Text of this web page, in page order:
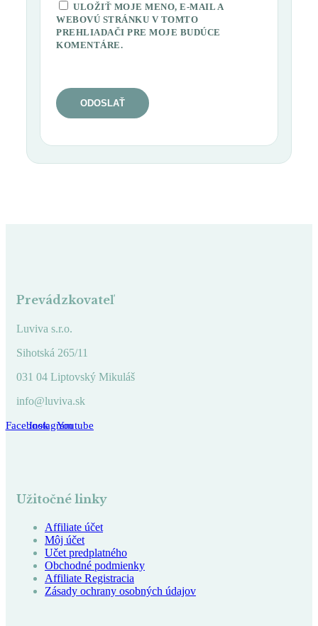
ULOŽIŤ MOJE MENO, E-MAIL A
WEBOVÚ STRÁNKU V TOMTO
PREHLIADAČI PRE MOJE BUDÚCE
KOMENTÁRE.
Prevádzkovateľ
Luviva s.r.o.
Sihotská 265/11
031 04 Liptovský Mikuláš
info@luviva.sk
FacebookInstagramYoutube
Užitočné linky
Affiliate účet
Môj účet
Učet predplatného
Obchodné podmienky
Affiliate Registracia
Zásady ochrany osobných údajov